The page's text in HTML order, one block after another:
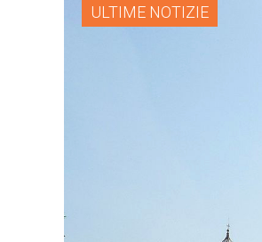
ULTIME NOTIZIE